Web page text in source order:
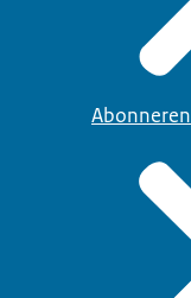
Abonneren